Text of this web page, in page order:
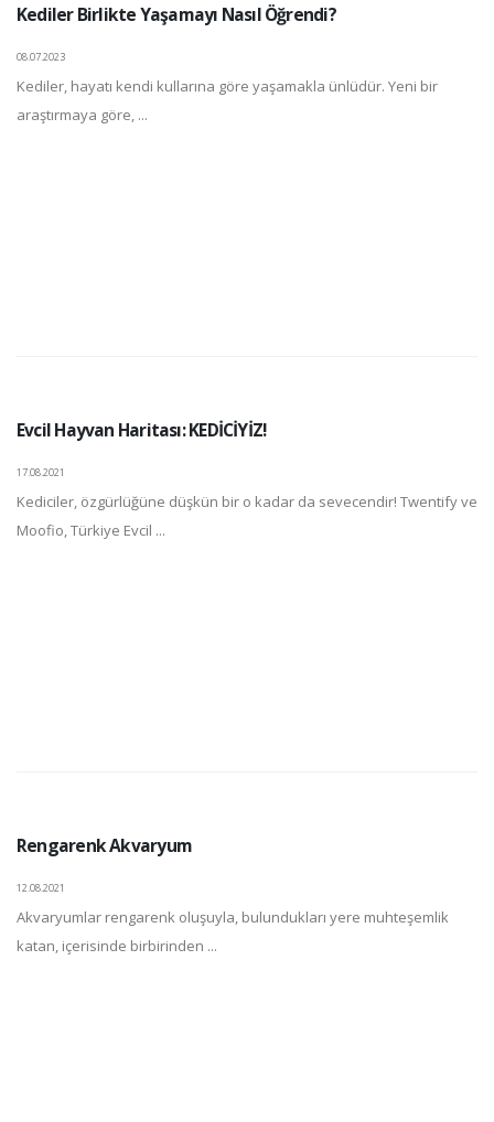
Kediler Birlikte Yaşamayı Nasıl Öğrendi?
08.07.2023
Kediler, hayatı kendi kullarına göre yaşamakla ünlüdür. Yeni bir
araştırmaya göre, ...
Evcil Hayvan Haritası: KEDİCİYİZ!
17.08.2021
Kediciler, özgürlüğüne düşkün bir o kadar da sevecendir! Twentify ve
Moofio, Türkiye Evcil ...
Rengarenk Akvaryum
12.08.2021
Akvaryumlar rengarenk oluşuyla, bulundukları yere muhteşemlik
katan, içerisinde birbirinden ...